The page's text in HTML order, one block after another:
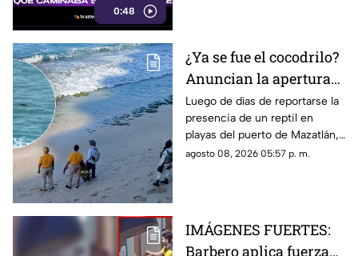
0:48
¿Ya se fue el cocodrilo?
Anuncian la apertura
de playas en Mazatlán
tras cuatro días
cerradas
Luego de días de reportarse la
presencia de un reptil en
playas del puerto de Mazatlán,
autoridades confirmaron la
agosto 08, 2026 05:57 p. m.
IMÁGENES FUERTES:
Barbero aplica fuerza